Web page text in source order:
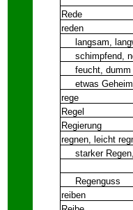
Rede
reden
langsam,
schimpfend,
feucht, dumm
etwas
rege
Regel
Regierung
regnen, leicht
starker
Regenguss
reiben